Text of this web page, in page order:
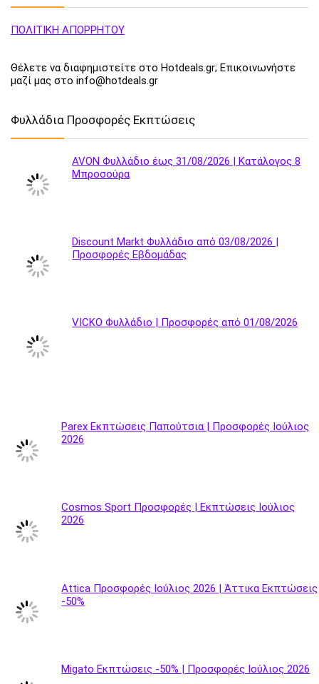
ΠΟΛΙΤΙΚΗ ΑΠΟΡΡΗΤΟΥ
Θέλετε να διαφημιστείτε στο Hotdeals.gr; Επικοινωνήστε
μαζί μας στο info@hotdeals.gr
Φυλλάδια Προσφορές Εκπτώσεις
AVON Φυλλάδιο έως 31/08/2026 | Κατάλογος 8
Μπροσούρα
Discount Markt Φυλλάδιο από 03/08/2026 |
Προσφορές Εβδομάδας
VICKO Φυλλάδιο | Προσφορές από 01/08/2026
Parex Εκπτώσεις Παπούτσια | Προσφορές Ιούλιος
2026
Cosmos Sport Προσφορές | Εκπτώσεις Ιούλιος
2026
Attica Προσφορές Ιούλιος 2026 | Άττικα Εκπτώσεις
-50%
Migato Εκπτώσεις -50% | Προσφορές Ιούλιος 2026